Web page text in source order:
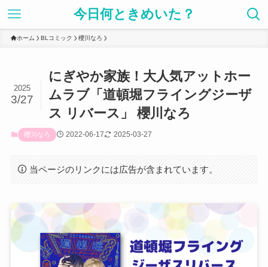
今日何ときめいた？
ホーム BLコミック 櫻川なろ
にぎやか家族！大人気アットホー
ムラブ「道頓堀フライングジーザ
ス リバース」 櫻川なろ
2025
3/27
櫻川なろ 2022-06-17 2025-03-27
当ページのリンクには広告が含まれています。